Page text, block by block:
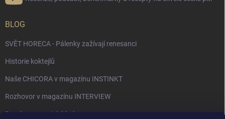
BLOG
SVĚT HORECA - Pálenky zažívají renesanci
Historie koktejlů
Naše CHICORA v magazínu INSTINKT
Rozhovor v magazínu INTERVIEW
Bourbon, americká krása.